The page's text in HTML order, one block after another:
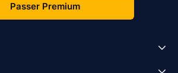
Passer Premium